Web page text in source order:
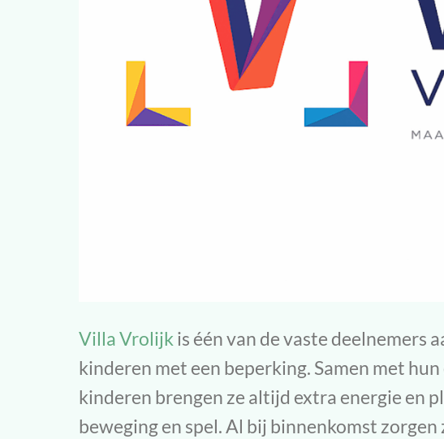
Villa Vrolijk is één van de vaste deelnemers
kinderen met een beperking. Samen met
kinderen brengen ze altijd extra energie en
beweging en spel. Al bij binnenkomst